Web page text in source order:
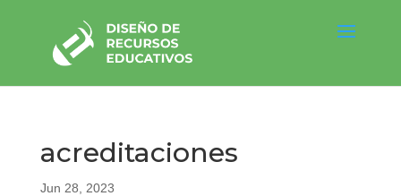
acreditaciones
Jun 28, 2023